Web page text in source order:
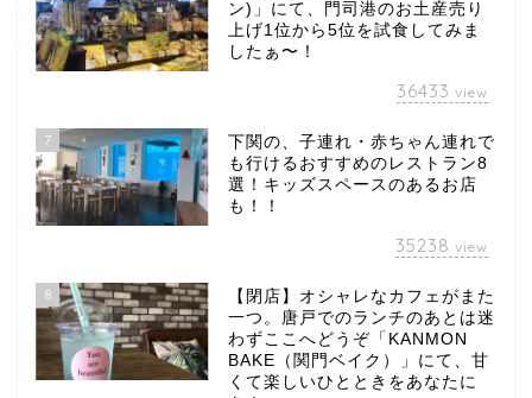
ン)」にて、門司港のお土産売り
上げ1位から5位を試食してみま
したぁ〜！
36433 view
7
下関の、子連れ・赤ちゃん連れで
も行けるおすすめのレストラン8
選！キッズスペースのあるお店
も！！
35238 view
8
【閉店】オシャレなカフェがまた
一つ。唐戸でのランチのあとは迷
わずここへどうぞ「KANMON
BAKE（関門ベイク）」にて、甘
くて楽しいひとときをあなたに